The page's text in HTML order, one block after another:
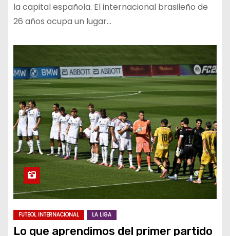
la capital española. El internacional brasileño de
26 años ocupa un lugar…
FUTBOL INTERNACIONAL LA LIGA
Lo que aprendimos del primer partido